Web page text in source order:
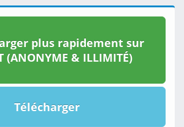
plus rapidement sur
(ANONYME & ILLIMITÉ)
Télécharger